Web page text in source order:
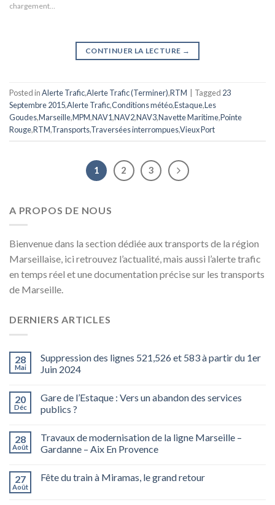
chargement…
CONTINUER LA LECTURE →
Posted inAlerte Trafic,Alerte Trafic (Terminer),RTM Tagged 23
Septembre 2015,Alerte Trafic,Conditions météo,Estaque,Les
Goudes,Marseille,MPM,NAV1,NAV2,NAV3,Navette Maritime,Pointe
Rouge,RTM,Transports,Traversées interrompues,Vieux Port
1 2 3
A PROPOS DE NOUS
Bienvenue dans la section dédiée aux transports de la région
Marseillaise, ici retrouvez l’actualité, mais aussi l’alerte trafic
en temps réel et une documentation précise sur les transports
de Marseille.
DERNIERS ARTICLES
28
Mai
Suppression des lignes 521,526 et 583 à partir du 1er
Juin 2024
20
Déc
Gare de l’Estaque : Vers un abandon des services
publics ?
28
Août
Travaux de modernisation de la ligne Marseille –
Gardanne – Aix En Provence
27
Août
Fête du train à Miramas, le grand retour